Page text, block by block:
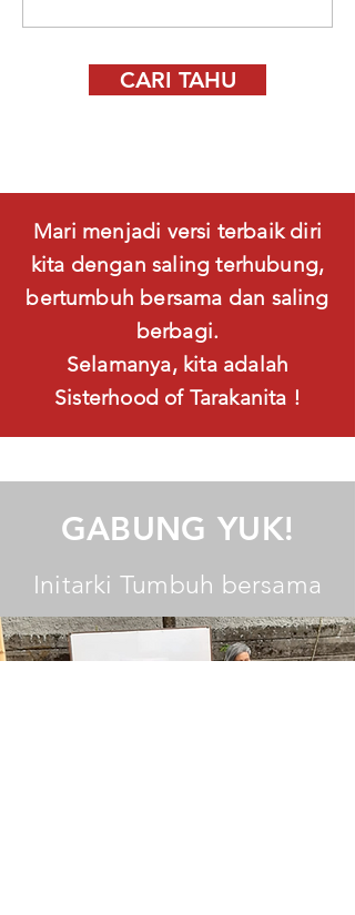
CARI TAHU
Mari menjadi versi terbaik diri
kita dengan saling terhubung,
bertumbuh bersama dan saling
berbagi.
Selamanya, kita adalah
Sisterhood of Tarakanita !
GABUNG YUK!
Initarki Tumbuh bersama